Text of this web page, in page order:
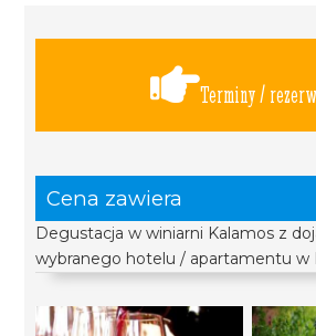
Terminy /
Cena zawiera
Degustacja w winiarni Kalamos z
wybranego hotelu / apartamentu w